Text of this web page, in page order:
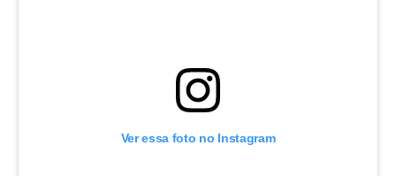
Ver essa foto no Instagram